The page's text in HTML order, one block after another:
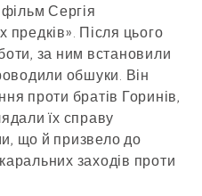
Сергія
предків». Після цього
за ним встановили
обшуки. Він
проти братів Горинів,
їх справу
що й призвело до
заходів проти